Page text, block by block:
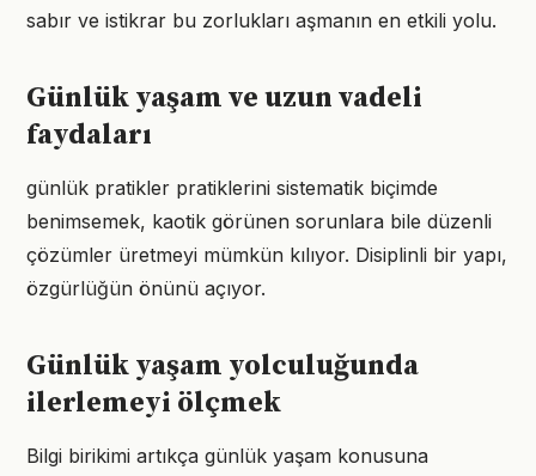
sabır ve istikrar bu zorlukları aşmanın en etkili yolu.
Günlük yaşam ve uzun vadeli
faydaları
günlük pratikler pratiklerini sistematik biçimde
benimsemek, kaotik görünen sorunlara bile düzenli
çözümler üretmeyi mümkün kılıyor. Disiplinli bir yapı,
özgürlüğün önünü açıyor.
Günlük yaşam yolculuğunda
ilerlemeyi ölçmek
Bilgi birikimi artıkça günlük yaşam konusuna